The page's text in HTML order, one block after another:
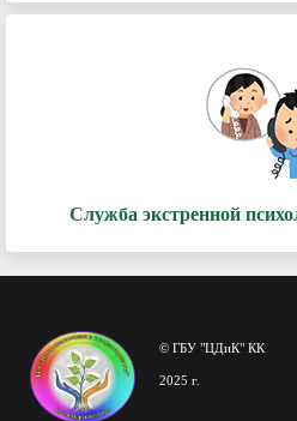
Служба экстренной
© ГБУ "ЦДиК" КК
2025 г.